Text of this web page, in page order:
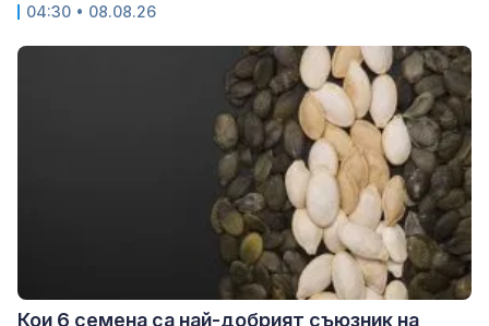
04:30 • 08.08.26
Кои 6 семена са най-добрият съюзник на